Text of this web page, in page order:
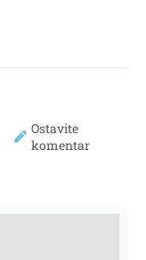
Ostavite
komentar